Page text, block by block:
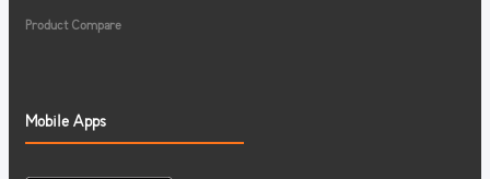
Product Compare
Mobile Apps